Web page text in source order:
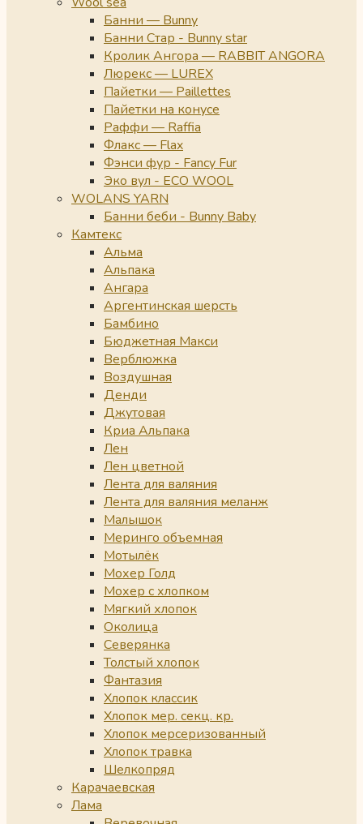
Банни — Bunny
Банни Стар - Bunny star
Кролик Ангора — RABBIT ANGORA
Люрекс — LUREX
Пайетки — Paillettes
Пайетки на конусе
Раффи — Raffia
Флакс — Flax
Фэнси фур - Fancy Fur
Эко вул - ECO WOOL
WOLANS YARN
Банни беби - Bunny Baby
Камтекс
Альма
Альпака
Ангара
Аргентинская шерсть
Бамбино
Бюджетная Макси
Верблюжка
Воздушная
Денди
Джутовая
Криа Альпака
Лен
Лен цветной
Лента для валяния
Лента для валяния меланж
Малышок
Меринго объемная
Мотылёк
Мохер Голд
Мохер с хлопком
Мягкий хлопок
Околица
Северянка
Толстый хлопок
Фантазия
Хлопок классик
Хлопок мер. секц. кр.
Хлопок мерсеризованный
Хлопок травка
Шелкопряд
Карачаевская
Лама